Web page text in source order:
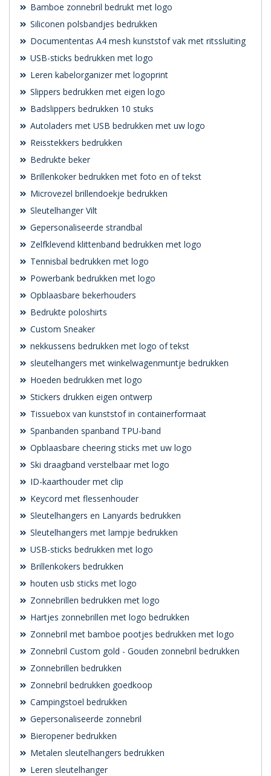
Bamboe zonnebril bedrukt met logo
Siliconen polsbandjes bedrukken
Documententas A4 mesh kunststof vak met ritssluiting
USB-sticks bedrukken met logo
Leren kabelorganizer met logoprint
Slippers bedrukken met eigen logo
Badslippers bedrukken 10 stuks
Autoladers met USB bedrukken met uw logo
Reisstekkers bedrukken
Bedrukte beker
Brillenkoker bedrukken met foto en of tekst
Microvezel brillendoekje bedrukken
Sleutelhanger Vilt
Gepersonaliseerde strandbal
Zelfklevend klittenband bedrukken met logo
Tennisbal bedrukken met logo
Powerbank bedrukken met logo
Opblaasbare bekerhouders
Bedrukte poloshirts
Custom Sneaker
nekkussens bedrukken met logo of tekst
sleutelhangers met winkelwagenmuntje bedrukken
Hoeden bedrukken met logo
Stickers drukken eigen ontwerp
Tissuebox van kunststof in containerformaat
Spanbanden spanband TPU-band
Opblaasbare cheering sticks met uw logo
Ski draagband verstelbaar met logo
ID-kaarthouder met clip
Keycord met flessenhouder
Sleutelhangers en Lanyards bedrukken
Sleutelhangers met lampje bedrukken
USB-sticks bedrukken met logo
Brillenkokers bedrukken
houten usb sticks met logo
Zonnebrillen bedrukken met logo
Hartjes zonnebrillen met logo bedrukken
Zonnebril met bamboe pootjes bedrukken met logo
Zonnebril Custom gold - Gouden zonnebril bedrukken
Zonnebrillen bedrukken
Zonnebril bedrukken goedkoop
Campingstoel bedrukken
Gepersonaliseerde zonnebril
Bieropener bedrukken
Metalen sleutelhangers bedrukken
Leren sleutelhanger